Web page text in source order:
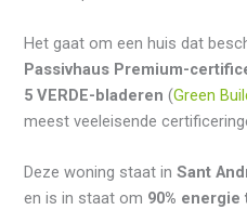
Het gaat om een huis dat
Passivhaus Premium-
5 VERDE-bladeren (Green
meest veeleisende
Deze woning staat inSant
en is in staat om 90%